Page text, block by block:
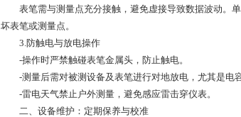
表笔需与测量点充分接触，避免虚接导致数据波动。单
坏表笔或测量点。
3.防触电与放电操作
-操作时严禁触碰表笔金属头，防止触电。
-测量后需对被测设备及表笔进行对地放电，尤其是电
-雷电天气禁止户外测量，避免感应雷击穿仪表。
二、设备维护：定期保养与校准